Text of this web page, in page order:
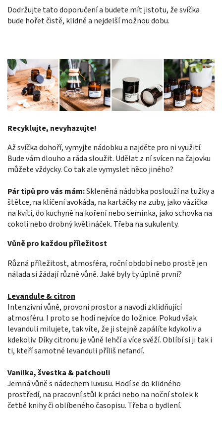
Dodržujte tato doporučení a budete mít jistotu, že svíčka
bude hořet čistě, klidně a nejdelší možnou dobu.
Recyklujte, nevyhazujte!
Až svíčka dohoří, vymyjte nádobku a najděte pro ni využití.
Bude vám dlouho a ráda sloužit. Udělat z ní svícen na čajovku
můžete vždycky. Co tak ale vymyslet něco jiného?
Pár tipů pro vás mám:Skleněná nádobka poslouží na tužky a
štětce, na klíčení avokáda, na kartáčky na zuby, jako vázička
na kvítí, do kuchyně na koření nebo semínka, jako schovka na
cokoli nebo drobný květináček. Třeba na sukulenty.
Vůně pro každou příležitost
Různá příležitost, atmosféra, roční období nebo prostě jen
nálada si žádají různé vůně. Jaké byly ty úplně první?
Levandule & citron
Intenzivní vůně, provoní prostor a navodí zklidňující
atmosféru. I proto se hodí nejvíce do ložnice. Pokud však
levanduli milujete, tak víte, že ji stejně zapálíte kdykoliv a
kdekoliv. Díky citronu je vůně lehčí a více svěží. Oblíbí si ji tak i
ti, kteří samotné levanduli příliš nefandí.
Vanilka, švestka & patchouli
Jemná vůně s nádechem luxusu. Hodí se do klidného
prostředí, na pracovní stůl k práci nebo na noční stolek k
četbě knihy či oblíbeného časopisu. Třeba o bydlení.